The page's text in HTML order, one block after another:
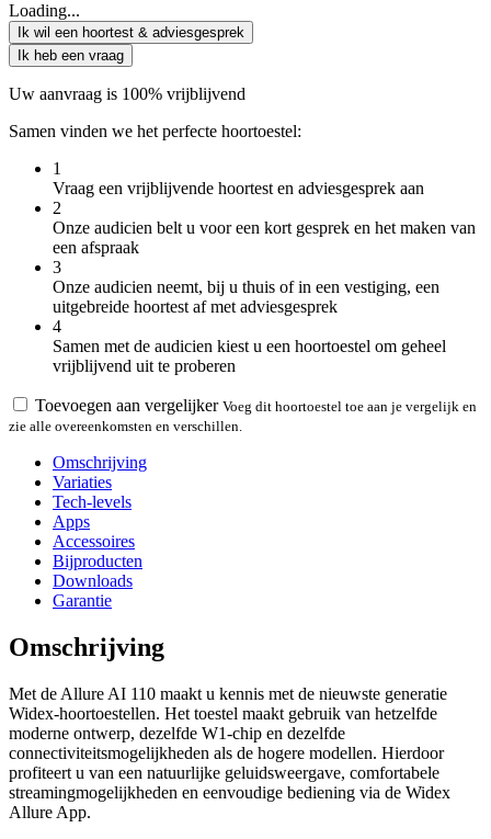
Loading...
Ik wil een hoortest & adviesgesprek
Ik heb een vraag
Uw aanvraag is 100% vrijblijvend
Samen vinden we het perfecte hoortoestel:
1
Vraag een vrijblijvende hoortest en adviesgesprek aan
2
Onze audicien belt u voor een kort gesprek en het maken van
een afspraak
3
Onze audicien neemt, bij u thuis of in een vestiging, een
uitgebreide hoortest af met adviesgesprek
4
Samen met de audicien kiest u een hoortoestel om geheel
vrijblijvend uit te proberen
Toevoegen aan vergelijker Voeg dit hoortoestel toe aan je vergelijk en
zie alle overeenkomsten en verschillen.
Omschrijving
Variaties
Tech-levels
Apps
Accessoires
Bijproducten
Downloads
Garantie
Omschrijving
Met de Allure AI 110 maakt u kennis met de nieuwste generatie
Widex-hoortoestellen. Het toestel maakt gebruik van hetzelfde
moderne ontwerp, dezelfde W1-chip en dezelfde
connectiviteitsmogelijkheden als de hogere modellen. Hierdoor
profiteert u van een natuurlijke geluidsweergave, comfortabele
streamingmogelijkheden en eenvoudige bediening via de Widex
Allure App.